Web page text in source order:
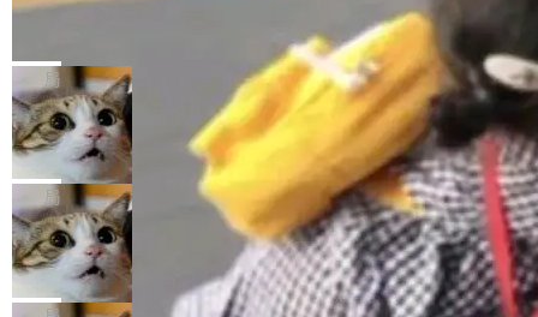
“智构可信·质创未来——AI原生时代的质量新范
式”为主题，直面AI从实验室走向规模化产业落地
的核心质量命题。会上，《2026智能研发生产力
工具选型手册》发布，Testin云测的Testin XAge
nt智能测试系统入选AI测试领域代表产品。对CI
O而言，这提示了一个转变：AI测试正在从效率
工具升级为企业的质量基础设施。 CIO面对的新
现实 过去两年，CIO们的焦虑清单上多了两项：
一是如何让大模型和智能体应用安全地从PoC走
向生产，二是如何让测试团队跟得上AI应用...
让非法状态不可表示：一篇关于 ADT
有一种东西，一旦用过就回不去了。Alex Fedos
eev 管它叫"软件设计的基石"。 他说的东西不新
鲜——代数数据类型（ADT），尤其是和类型
（sum type）。但他说清楚了一件事：这不是类
型系统的学术体操，是日常编码的思维方式。 文
章从一个简单的例子切入。一个网站的深色主题
设置，如果用布尔值 + 可空字段来表示——bool
ean 表示是否可切换，nullable 的默认模式、浅
色方案、深色方案——会产生大量无意义的组
合。方案缺了、配置冲突了、全 null 了。要知道
局
Cloudflare 开源内部企业 AI 平台 Clou
dflare OS
Cloudflare 发布了一个开源项目 Cloudflare O
S。如果你只看官方博客，你会觉得这是又一
个"AI 知识库 + 聊天机器人"——每个大厂都在
做，没什么新鲜的。 但 Kenton Varda 在 Twitte
r 上把事情说清楚了： 今天我们发布了 Cloudfla
re OS，一个带连接器的聊天机器人，跟其他所
局
Deno 团队开源 Celld，可自托管的分
布式 Durable Objects
Ryan Dahl 领导的 Deno 团队推出了最新开源项
目 Celld，一个能在自己机器上运行 Cloudflare